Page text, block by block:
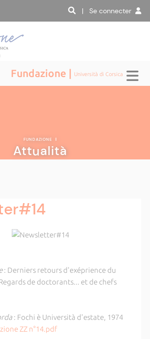
| Se connecter
Fundazione | Università di Corsica
FUNDAZIONE |
Attualità
: Derniers retours d'exéprience du
de doctorants... et de chefs
: Fochi è Università d'estate, 1974
ZZ n°14.pdf